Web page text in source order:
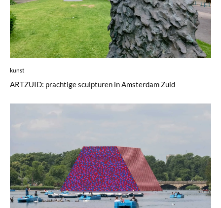
kunst
ARTZUID: prachtige sculpturen in Amsterdam Zuid